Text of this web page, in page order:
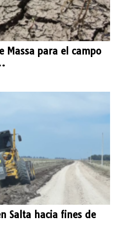
Massa para el campo
Salta hacia fines de